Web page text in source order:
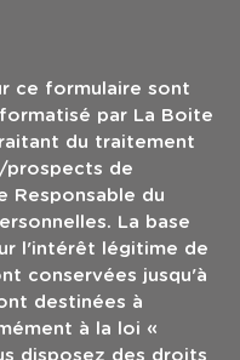
ce formulaire sont
par La Boite
du traitement
prospects de
Responsable du
La base
l'intérêt légitime de
conservées jusqu'à
destinées à
à la loi «
disposez des droits